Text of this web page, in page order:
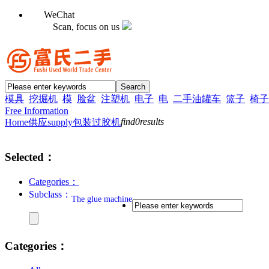
WeChat
Scan, focus on us
模具 挖掘机 模 脸盆 注塑机 电子 电 二手油罐车 篮子 椅
Free Information
Home供应supply包装过胶机find0results
Selected：
Categories：
Subclass： The glue machine
Categories：